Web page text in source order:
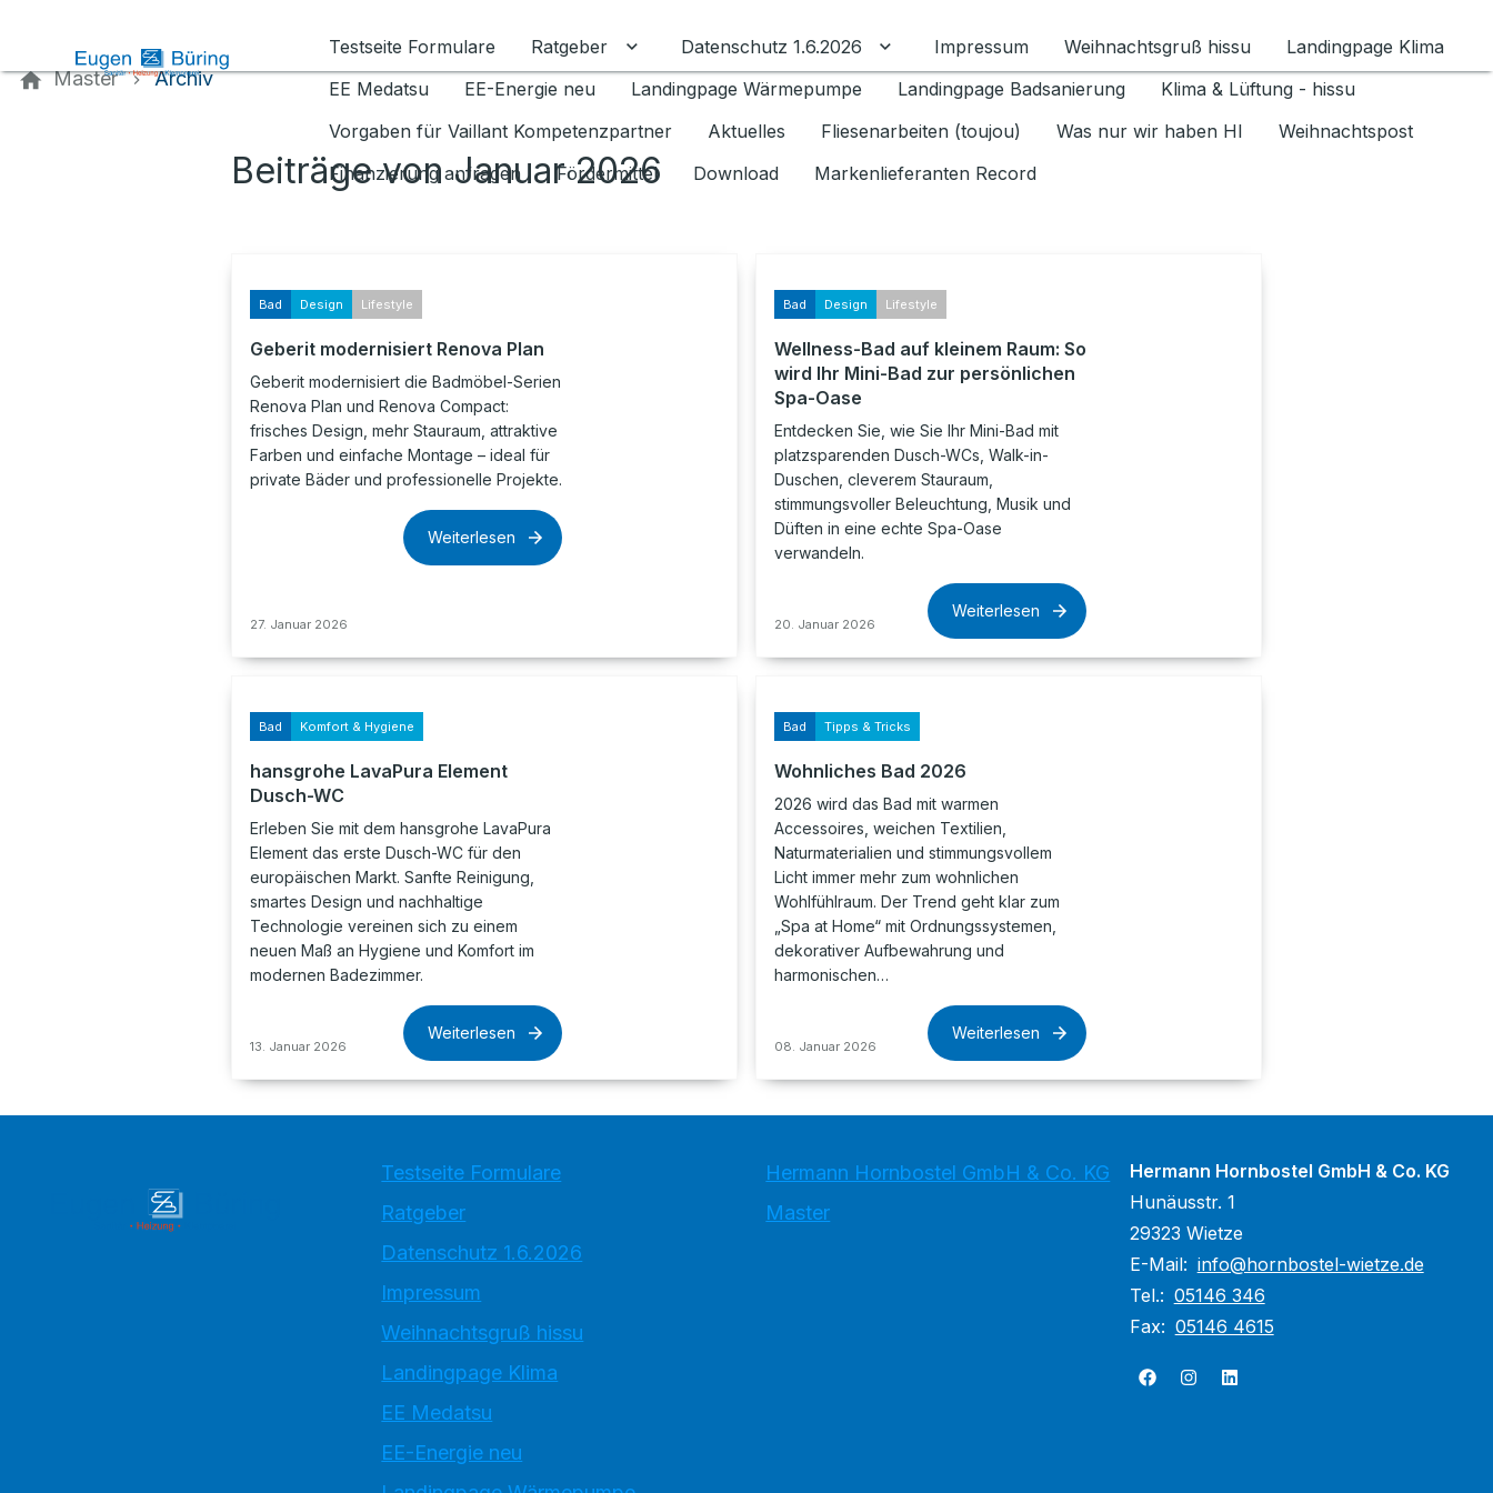
Testseite Formulare
Ratgeber Untermenü für Ratgeber umschalten
Datenschutz 1.6.2026 Untermenü für Datenschutz 1.6.2026 umschalten
Impressum Weihnachtsgruß hissu
Landingpage Klima
EE Medatsu
EE-Energie neu Landingpage Wärmepumpe Landingpage Badsanierung
Klima & Lüftung - hissu
Vorgaben für Vaillant Kompetenzpartner
Aktuelles Fliesenarbeiten (toujou) Was nur wir haben HI
Weihnachtspost
Finanzierung anfragen
Fördermittel Download Markenlieferanten Record
Master Archiv
Beiträge von Januar 2026
Bad Design Lifestyle
Geberit modernisiert Renova Plan
Geberit modernisiert die Badmöbel-Serien
Renova Plan und Renova Compact:
frisches Design, mehr Stauraum, attraktive
Farben und einfache Montage – ideal für
private Bäder und professionelle Projekte.
27. Januar 2026
Weiterlesen
Bad Design Lifestyle
Wellness-Bad auf kleinem Raum: So
wird Ihr Mini-Bad zur persönlichen
Spa-Oase
Entdecken Sie, wie Sie Ihr Mini-Bad mit
platzsparenden Dusch-WCs, Walk-in-
Duschen, cleverem Stauraum,
stimmungsvoller Beleuchtung, Musik und
Düften in eine echte Spa-Oase
verwandeln.
20. Januar 2026
Weiterlesen
Bad Komfort & Hygiene
hansgrohe LavaPura Element
Dusch-WC
Erleben Sie mit dem hansgrohe LavaPura
Element das erste Dusch-WC für den
europäischen Markt. Sanfte Reinigung,
smartes Design und nachhaltige
Technologie vereinen sich zu einem
neuen Maß an Hygiene und Komfort im
modernen Badezimmer.
13. Januar 2026
Weiterlesen
Bad Tipps & Tricks
Wohnliches Bad 2026
2026 wird das Bad mit warmen
Accessoires, weichen Textilien,
Naturmaterialien und stimmungsvollem
Licht immer mehr zum wohnlichen
Wohlfühlraum. Der Trend geht klar zum
„Spa at Home“ mit Ordnungssystemen,
dekorativer Aufbewahrung und
harmonischen…
08. Januar 2026
Weiterlesen
Testseite Formulare
Ratgeber
Datenschutz 1.6.2026
Impressum
Weihnachtsgruß hissu
Landingpage Klima
EE Medatsu
EE-Energie neu
Hermann Hornbostel GmbH & Co. KG
Master
Hermann Hornbostel GmbH & Co. KG
Hunäusstr. 1
29323 Wietze
E-Mail: info@hornbostel-wietze.de
Tel.: 05146 346
Fax: 05146 4615